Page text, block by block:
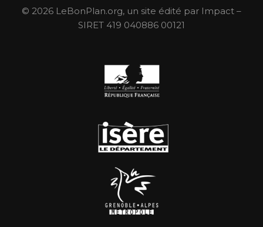
© 2026 LeBonPlan.org, un site édité par Impact –
SIRET 419 040886 00121